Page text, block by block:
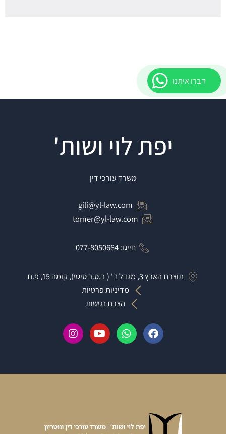
דברו איתנו
יפת לוי ושות'
משרד עורכי דין
gili@yl-law.com
tomer@yl-law.com
חייגו: 077-8050684
תוצרת הארץ 3, מגדל ד' ( ב.ס.ר סיטי), קומה 15, פ.ת
מדיניות פרטיות
הצרת נגישות
F
a
W
h
Y
o
I
n